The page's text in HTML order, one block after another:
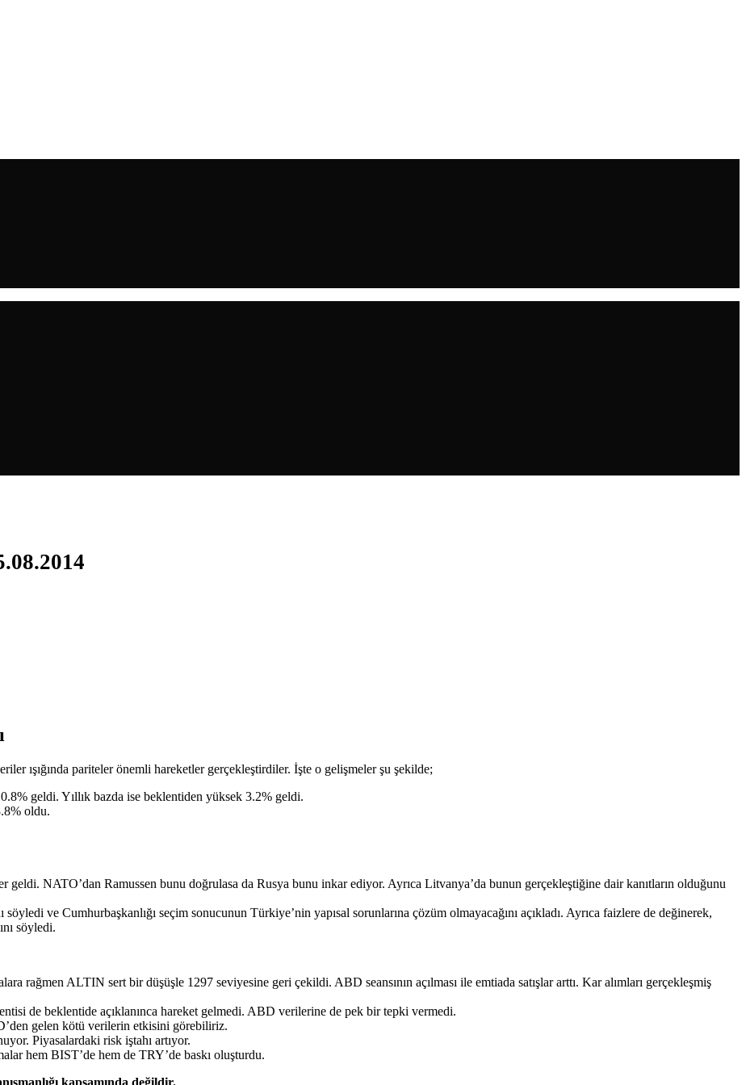
ışığında pariteler önemli hareketler gerçekleştirdiler. İşte o gelişmeler şu şekilde;
geldi. Yıllık bazda ise beklentiden yüksek 3.2% geldi.
oldu.
geldi. NATO’dan Ramussen bunu doğrulasa da Rusya bunu inkar ediyor. Ayrıca Litvanya’da bunun gerçekleştiğine dair kanıtların olduğunu
ve Cumhurbaşkanlığı seçim sonucunun Türkiye’nin yapısal sorunlarına çözüm olmayacağını açıkladı. Ayrıca faizlere de değinerek,
söyledi.
rağmen ALTIN sert bir düşüşle 1297 seviyesine geri çekildi. ABD seansının açılması ile emtiada satışlar arttı. Kar alımları gerçekleşmiş
de beklentide açıklanınca hareket gelmedi. ABD verilerine de pek bir tepki vermedi.
gelen kötü verilerin etkisini görebiliriz.
Piyasalardaki risk iştahı artıyor.
hem BIST’de hem de TRY’de baskı oluşturdu.
kapsamında değildir.